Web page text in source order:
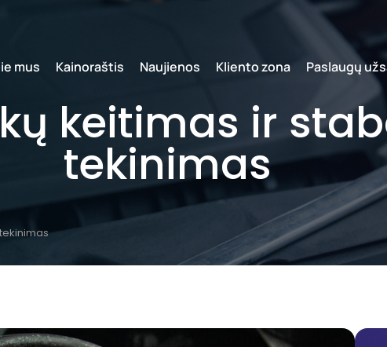
mus Kainoraštis Naujienos Kliento zona Paslaugų
keitimas ir
tekinimas